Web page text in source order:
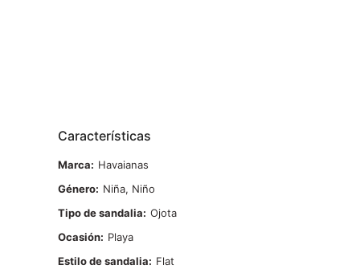
Características
Marca
Havaianas
Género
Niña, Niño
Tipo de sandalia
Ojota
Ocasión
Playa
Estilo de sandalia
Flat